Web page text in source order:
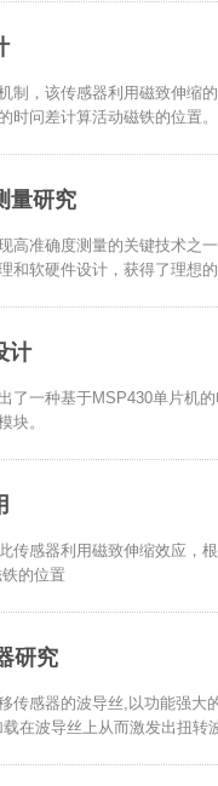
制，该传感器利用磁致伸缩
时问差计算活动磁铁的位置。
量研究
高准确度测量的关键技术之
软硬件设计，获得了理想的
计
了一种基于MSP430单片机
块。
传感器利用磁致伸缩效应，
的位置
研究
传感器的波导丝,以功能强大
在波导丝上从而激发出扭转